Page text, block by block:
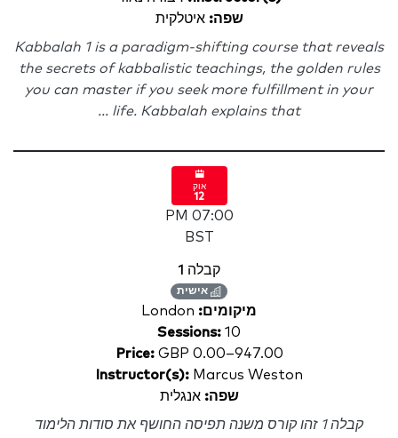
שפה: איטלקית
Kabbalah 1 is a paradigm-shifting course that reveals
the secrets of kabbalistic teachings, the golden rules
you can master if you seek more fulfillment in your
life. Kabbalah explains that ...
אוק
12
07:00 PM
BST
קבלה 1
אישית
מיקומים: London
Sessions: 10
Price:GBP 0.00–947.00
Instructor(s): Marcus Weston
שפה: אנגלית
קבלה 1 זהו קורס משנה תפיסה החושף את סודות הלימוד